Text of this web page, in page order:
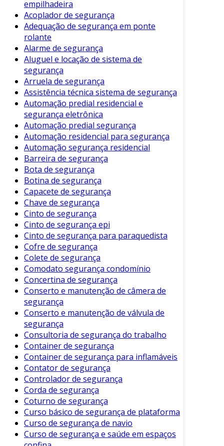
regular garante o cumprimento das normas de
segurança, evitando penalidades legais.
Outro ponto relevante é que essa prática
aumenta a conscientização dos colaboradores.
Quando os funcionários veem que a empresa
se preocupa com sua segurança, a moral e a
produtividade tendem a aumentar. Portanto, o
compromisso com a segurança se reflete não
apenas na saúde dos trabalhadores, mas
também no desempenho geral da organização.
Etapas da Inspeção de Segurança
A realização de uma inspeção de segurança
eficaz envolve várias etapas. A seguir,
apresentamos um guia simples:
Planejamento da Inspeção
áreas e equipamentos precisam ser
inspecionados.
Coleta de Informações
sobre acidentes anteriores, inspeções
anteriores e qualquer incidente conhecido.
Checklists: Utilize checklists específicos
para garantir que todos os aspectos
importantes sejam cobertos durante a
inspeção.
Inspeção Visual: Realize inspeções visuais
detalhadas, observando condições de
trabalho, uso de equipamentos de
proteção e práticas operacionais.
Documentação: Registre todas as
observações e não conformidades
encontradas durante a inspeção.
Análise e Ações Corretivas: Após a
inspeção, analise as informações
empilhadeira
Acoplador de segurança
Adequação de segurança em ponte
rolante
Alarme de segurança
Aluguel e locação de sistema de
segurança
Arruela de segurança
Assistência técnica sistema de segurança
Automação predial residencial e
segurança eletrônica
Automação predial segurança
Automação residencial para segurança
Automação segurança residencial
Barreira de segurança
Bota de segurança
Botina de segurança
Capacete de segurança
Chave de segurança
Cinto de segurança
Cinto de segurança epi
Cinto de segurança para paraquedista
Cofre de segurança
Colete de segurança
Comodato segurança condomínio
Concertina de segurança
Conserto e manutenção de câmera de
segurança
Conserto e manutenção de válvula de
segurança
Consultoria de segurança do trabalho
Container de segurança
Container de segurança para inflamáveis
Contator de segurança
Controlador de segurança
Corda de segurança
Coturno de segurança
Curso básico de segurança de plataforma
Curso de segurança de navio
Curso de segurança e saúde em espaços